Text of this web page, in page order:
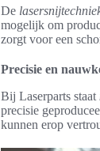
De
mogelijk om
zorgt voor een
Precisie en
Bij Laserparts staat
precisie
kunnen erop